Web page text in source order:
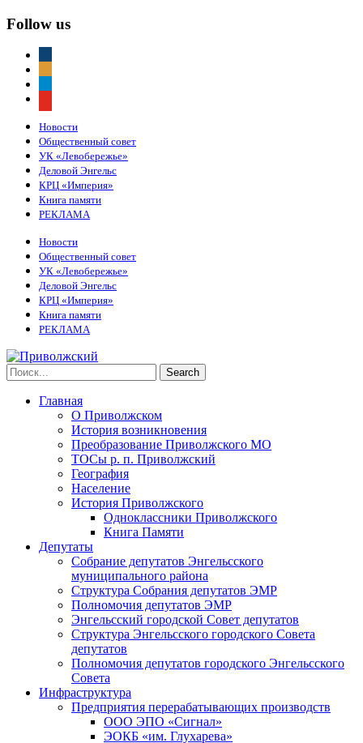
Follow us
Новости
Общественный совет
УК «Левобережье»
Деловой Энгельс
КРЦ «Империя»
Книга памяти
РЕКЛАМА
Новости
Общественный совет
УК «Левобережье»
Деловой Энгельс
КРЦ «Империя»
Книга памяти
РЕКЛАМА
Главная
О Приволжском
История возникновения
Преобразование Приволжского МО
ТОСы р. п. Приволжский
География
Население
История Приволжского
Одноклассники Приволжского
Книга Памяти
Депутаты
Собрание депутатов Энгельсского
муниципального района
Структура Собрания депутатов ЭМР
Полномочия депутатов ЭМР
Энгельсский городской Совет депутатов
Структура Энгельсского городского Совета
депутатов
Полномочия депутатов городского Энгельсского
Совета
Инфраструктура
Предприятия перерабатывающих производств
ООО ЭПО «Сигнал»
ЭОКБ «им. Глухарева»